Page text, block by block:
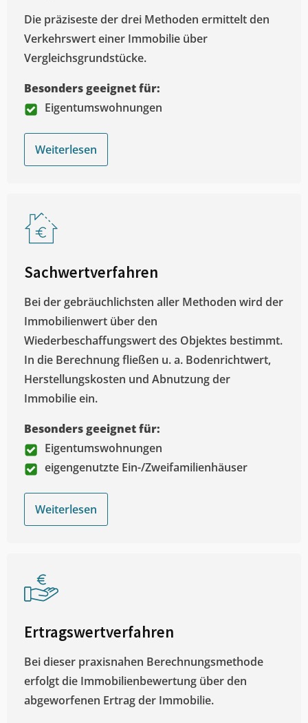
Die präziseste der drei Methoden ermittelt den
Verkehrswert einer Immobilie über
Vergleichsgrundstücke.
Besonders geeignet für:
Eigentumswohnungen
Weiterlesen
Sachwertverfahren
Bei der gebräuchlichsten aller Methoden wird der
Immobilienwert über den
Wiederbeschaffungswert des Objektes bestimmt.
In die Berechnung fließen u. a. Bodenrichtwert,
Herstellungskosten und Abnutzung der
Immobilie ein.
Besonders geeignet für:
Eigentumswohnungen
eigengenutzte Ein-/Zweifamilienhäuser
Weiterlesen
Ertragswertverfahren
Bei dieser praxisnahen Berechnungsmethode
erfolgt die Immobilienbewertung über den
abgeworfenen Ertrag der Immobilie.